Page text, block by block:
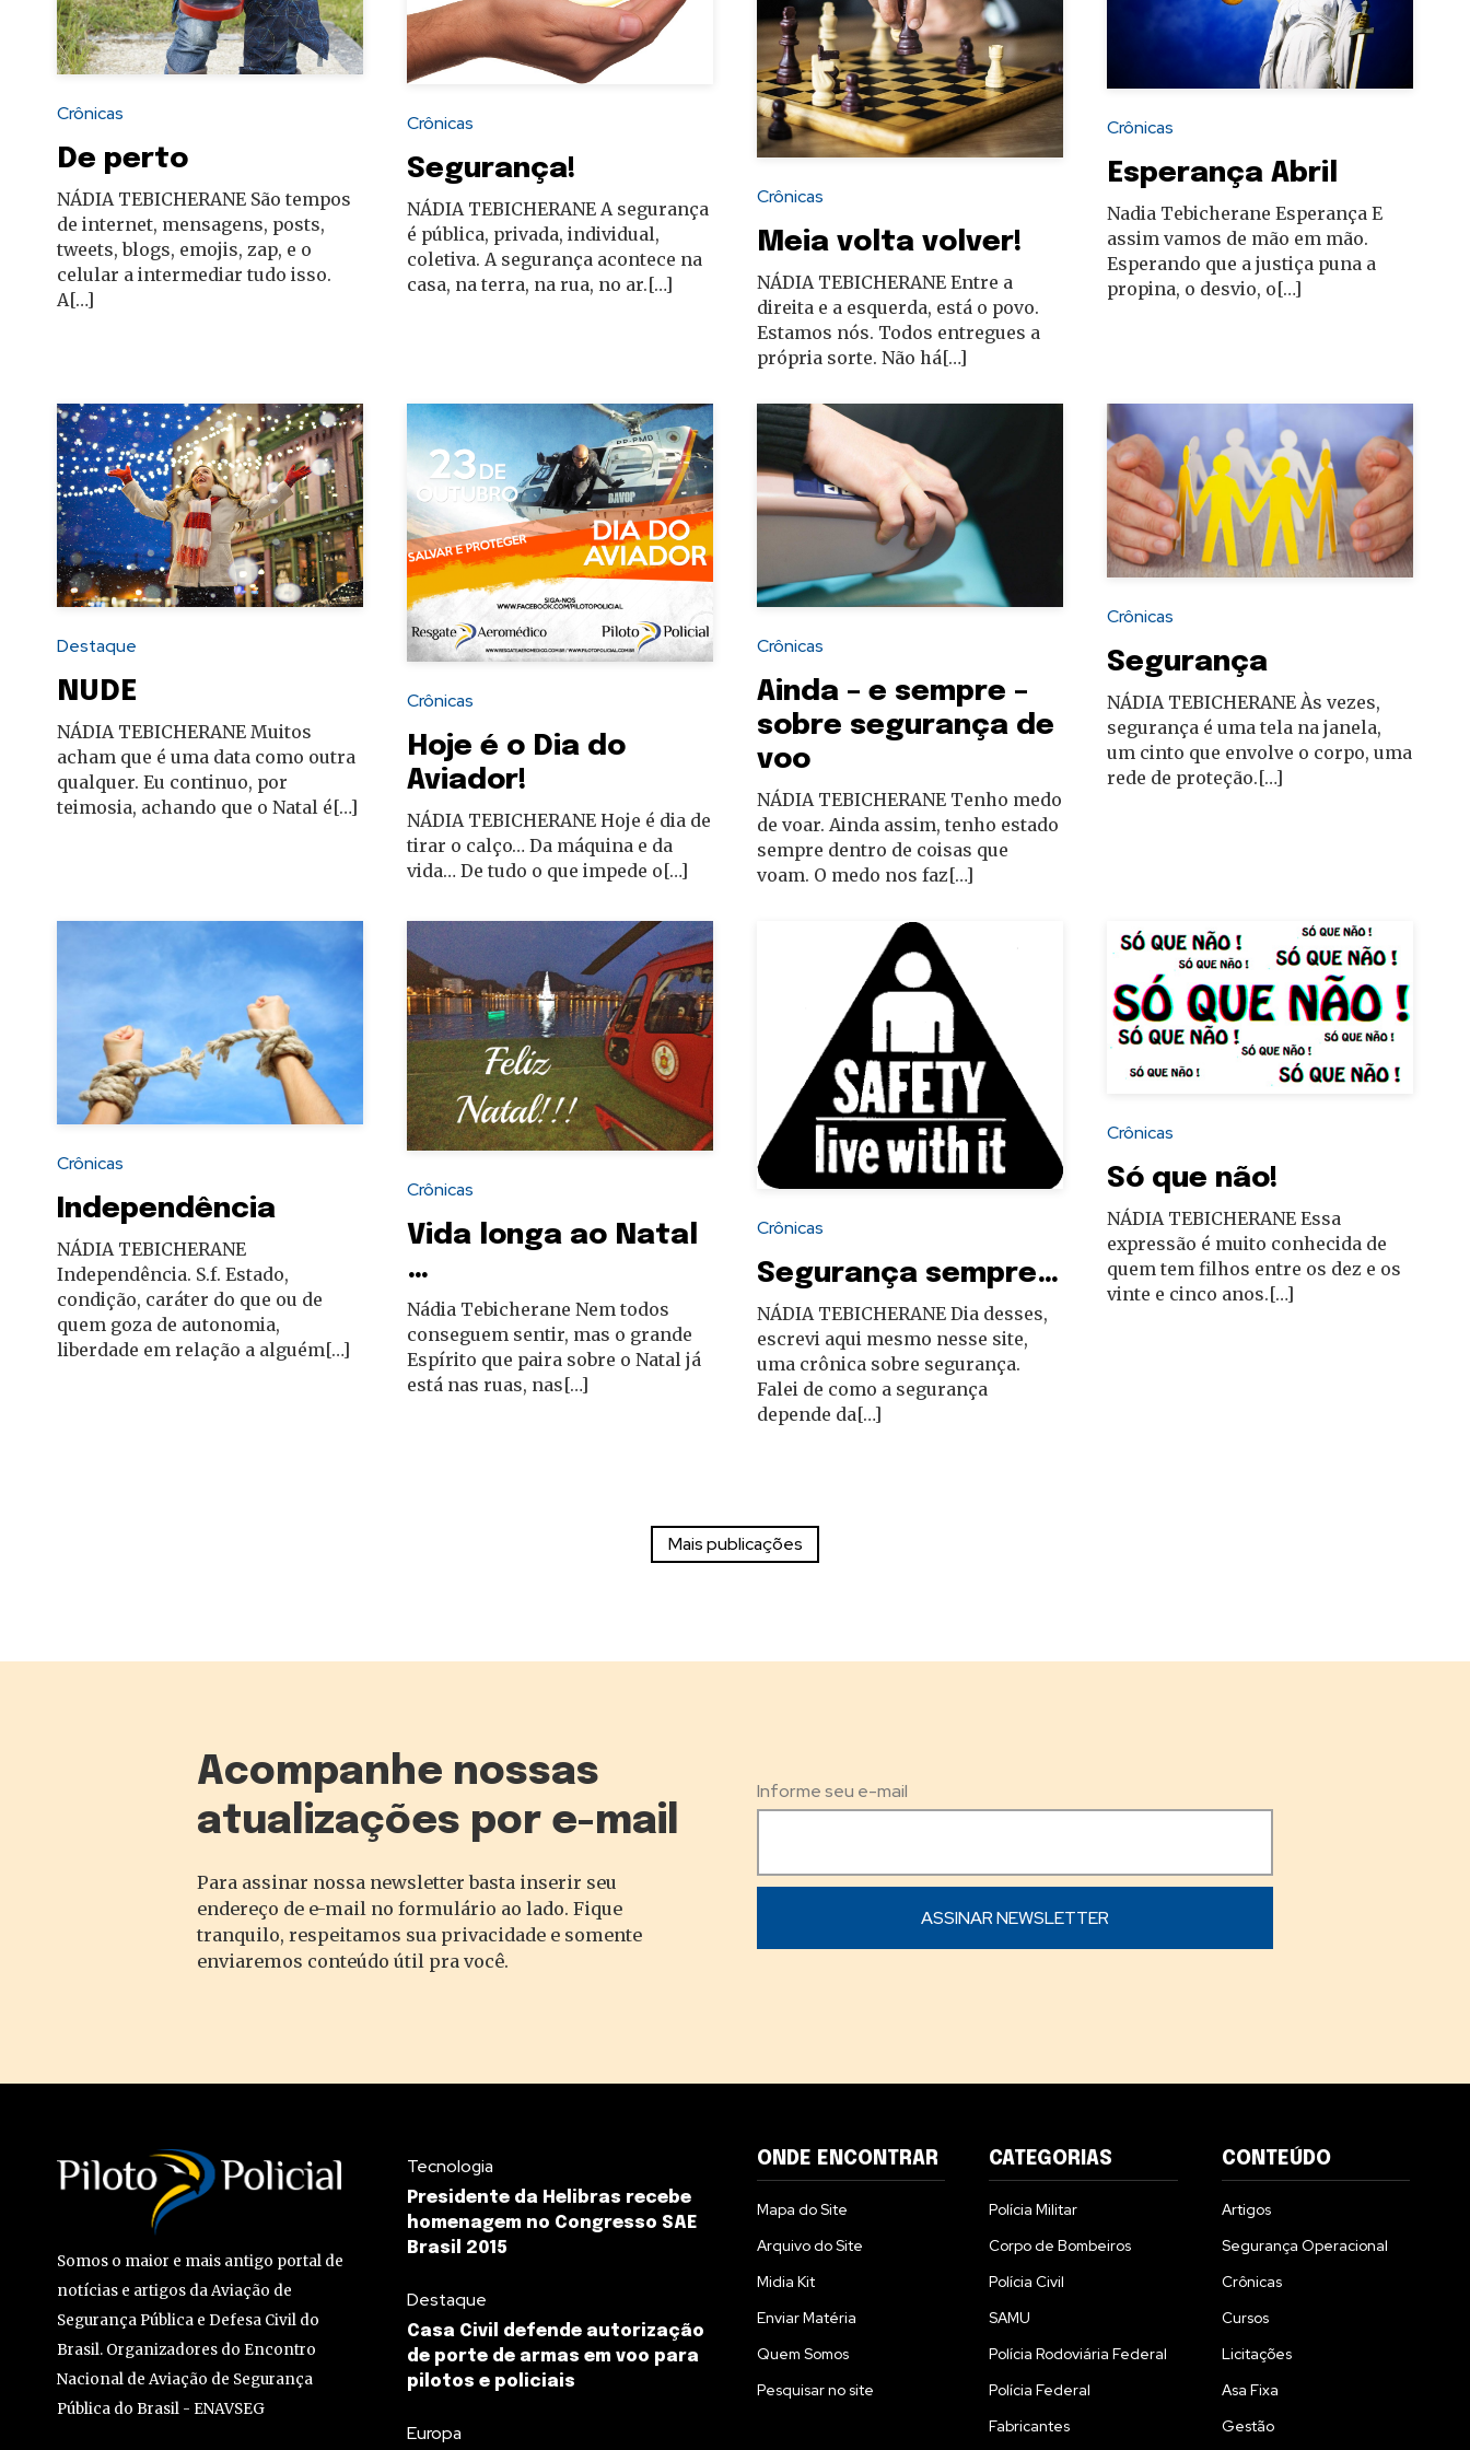
autoridades
Crônicas
De perto
NÁDIA TEBICHERANE São tempos
de internet, mensagens, posts,
tweets, blogs, emojis, zap, e o
celular a intermediar tudo isso.
A[…]
Crônicas
Segurança!
NÁDIA TEBICHERANE A segurança
é pública, privada, individual,
coletiva. A segurança acontece na
casa, na terra, na rua, no ar.[…]
Crônicas
Meia volta volver!
NÁDIA TEBICHERANE Entre a
direita e a esquerda, está o povo.
Estamos nós. Todos entregues a
própria sorte. Não há[…]
Crônicas
Esperança Abril
Nadia Tebicherane Esperança E
assim vamos de mão em mão.
Esperando que a justiça puna a
propina, o desvio, o[…]
Destaque
NUDE
NÁDIA TEBICHERANE Muitos
acham que é uma data como outra
qualquer. Eu continuo, por
teimosia, achando que o Natal é[…]
Crônicas
Hoje é o Dia do
Aviador!
NÁDIA TEBICHERANE Hoje é dia de
tirar o calço… Da máquina e da
vida… De tudo o que impede o[…]
Crônicas
Ainda – e sempre –
sobre segurança de
voo
NÁDIA TEBICHERANE Tenho medo
de voar. Ainda assim, tenho estado
sempre dentro de coisas que
voam. O medo nos faz[…]
Crônicas
Segurança
NÁDIA TEBICHERANE Às vezes,
segurança é uma tela na janela,
um cinto que envolve o corpo, uma
rede de proteção.[…]
Crônicas
Independência
NÁDIA TEBICHERANE
Independência. S.f. Estado,
condição, caráter do que ou de
quem goza de autonomia,
liberdade em relação a alguém[…]
Crônicas
Vida longa ao Natal
…
Nádia Tebicherane Nem todos
conseguem sentir, mas o grande
Espírito que paira sobre o Natal já
está nas ruas, nas[…]
Crônicas
Segurança sempre…
NÁDIA TEBICHERANE Dia desses,
escrevi aqui mesmo nesse site,
uma crônica sobre segurança.
Falei de como a segurança
depende da[…]
Crônicas
Só que não!
NÁDIA TEBICHERANE Essa
expressão é muito conhecida de
quem tem filhos entre os dez e os
vinte e cinco anos.[…]
Acompanhe nossas
atualizações por e-mail
Para assinar nossa newsletter basta inserir seu
endereço de e-mail no formulário ao lado. Fique
tranquilo, respeitamos sua privacidade e somente
enviaremos conteúdo útil pra você.
Informe seu e-mail
Somos o maior e mais antigo portal de
notícias e artigos da Aviação de
Segurança Pública e Defesa Civil do
Brasil. Organizadores do Encontro
Nacional de Aviação de Segurança
Pública do Brasil - ENAVSEG
Tecnologia
Presidente da Helibras recebe
homenagem no Congresso SAE
Brasil 2015
Destaque
Casa Civil defende autorização
de porte de armas em voo para
pilotos e policiais
Europa
ONDE ENCONTRAR
Mapa do Site
Arquivo do Site
Midia Kit
Enviar Matéria
Quem Somos
Pesquisar no site
CATEGORIAS
Polícia Militar
Corpo de Bombeiros
Polícia Civil
SAMU
Polícia Rodoviária Federal
Polícia Federal
Fabricantes
CONTEÚDO
Artigos
Segurança Operacional
Crônicas
Cursos
Licitações
Asa Fixa
Gestão